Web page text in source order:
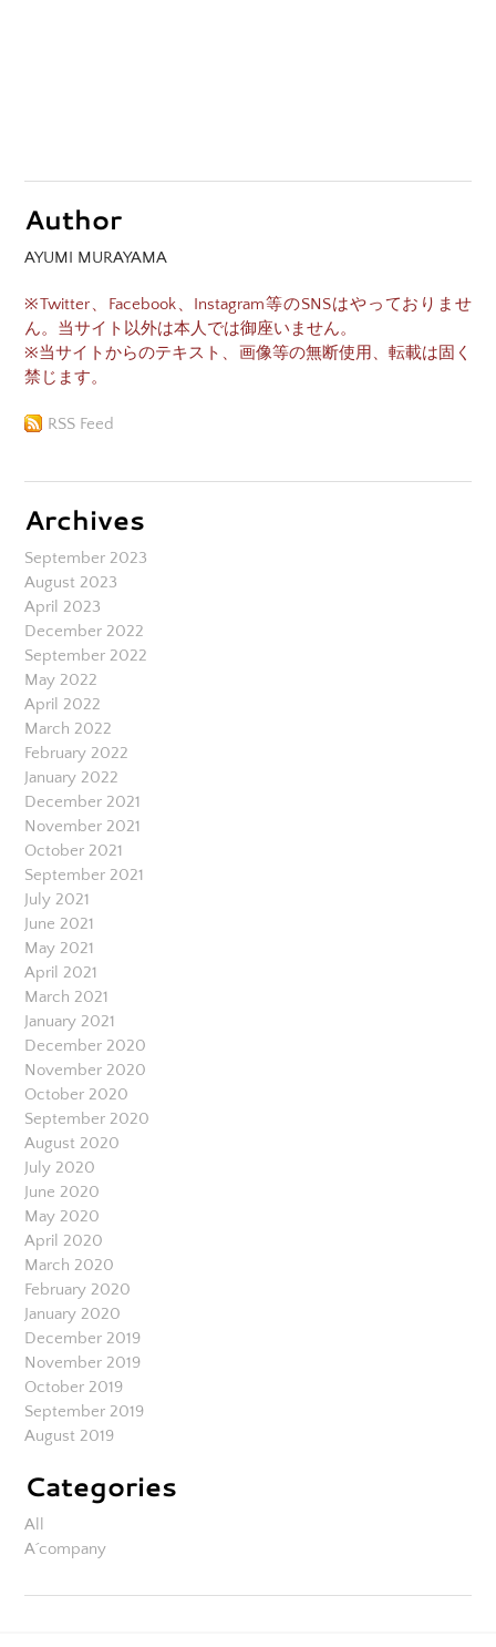
Author
AYUMI MURAYAMA
※Twitter、Facebook、Instagram等のSNSはやっておりませ
ん。当サイト以外は本人では御座いません。
※当サイトからのテキスト、画像等の無断使用、転載は固く
禁じます。
RSS Feed
Archives
September 2023
August 2023
April 2023
December 2022
September 2022
May 2022
April 2022
March 2022
February 2022
January 2022
December 2021
November 2021
October 2021
September 2021
July 2021
June 2021
May 2021
April 2021
March 2021
January 2021
December 2020
November 2020
October 2020
September 2020
August 2020
July 2020
June 2020
May 2020
April 2020
March 2020
February 2020
January 2020
December 2019
November 2019
October 2019
September 2019
August 2019
Categories
All
A´company